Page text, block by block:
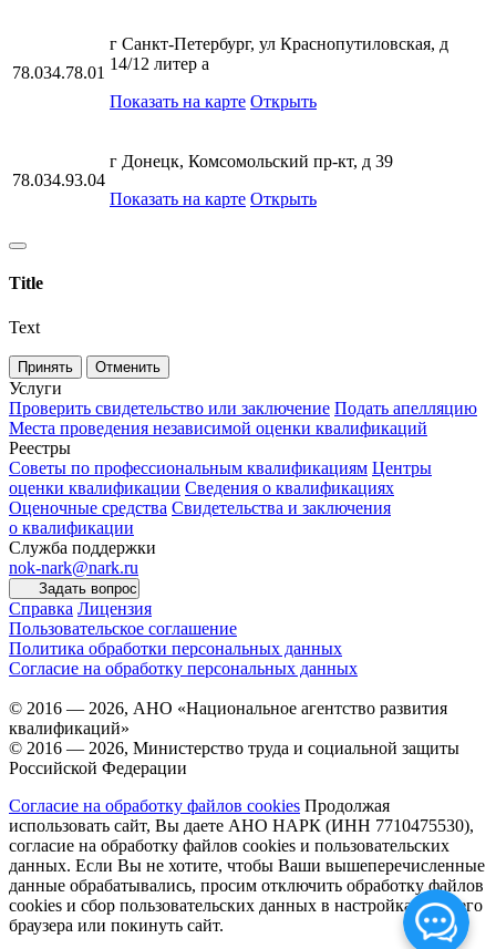
78.034.78.01
г Санкт-Петербург, ул Краснопутиловская, д
14/12 литер а
Показать на карте Открыть
78.034.93.04
г Донецк, Комсомольский пр-кт, д 39
Показать на карте Открыть
Title
Text
Принять Отменить
Услуги
Проверить свидетельство или заключение Подать апелляцию
Места проведения независимой оценки квалификаций
Реестры
Советы по профессиональным квалификациям Центры
оценки квалификации Сведения о квалификациях
Оценочные средства Свидетельства и заключения
о квалификации
Служба поддержки
nok-nark@nark.ru
Задать вопрос
Справка Лицензия
Пользовательское соглашение
Политика обработки персональных данных
Согласие на обработку персональных данных
© 2016 — 2026, АНО «Национальное агентство развития
квалификаций»
© 2016 — 2026, Министерство труда и социальной защиты
Российской Федерации
Согласие на обработку файлов cookies Продолжая
использовать сайт, Вы даете АНО НАРК (ИНН 7710475530),
согласие на обработку файлов cookies и пользовательских
данных. Если Вы не хотите, чтобы Ваши вышеперечисленные
данные обрабатывались, просим отключить обработку файлов
cookies и сбор пользовательских данных в настройках Вашего
браузера или покинуть сайт.